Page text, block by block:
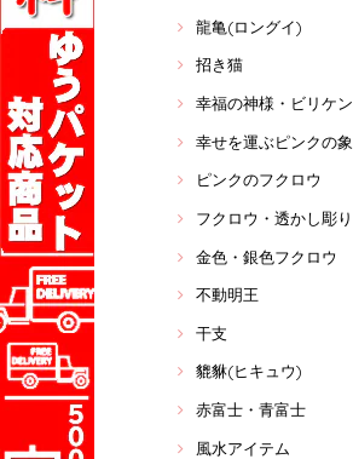
龍亀(ロングイ)
招き猫
幸福の神様・ビリケン
幸せを運ぶピンクの象
ピンクのフクロウ
フクロウ・透かし彫り
金色・銀色フクロウ
不動明王
干支
貔貅(ヒキュウ)
赤富士・青富士
風水アイテム